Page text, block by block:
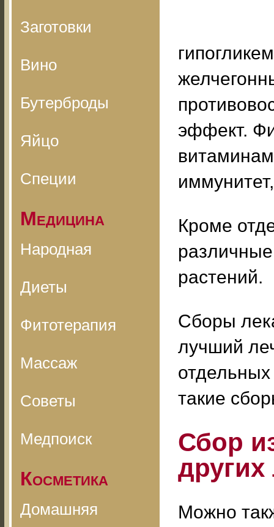
Заготовки
Вино
Бутерброды
Яйцо
Специи
Медицина
Народная
Диеты
Фитотерапия
Массаж
Советы
Медпоиск
Косметика
Домашняя
эффект.
Кроме
растений.
Сборы
лучший
такие
Сбор
Можно